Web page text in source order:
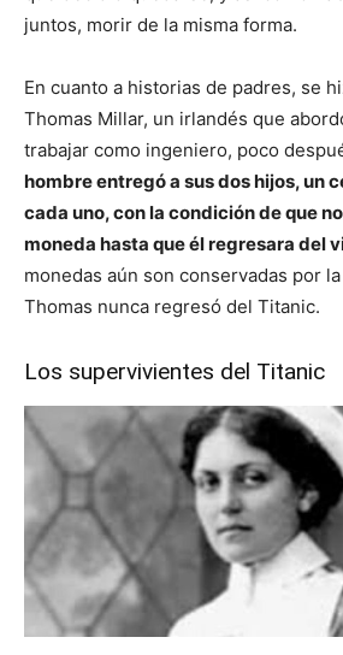
juntos, morir de la misma forma.
En cuanto a historias de padres, se
Thomas Millar, un irlandés que
trabajar como ingeniero, poco
hombre entregó a sus dos hijos, un
cada uno, con la condición de que
moneda hasta que él regresara del
monedas aún son conservadas por
Thomas nunca regresó del Titanic.
Los supervivientes del Titanic